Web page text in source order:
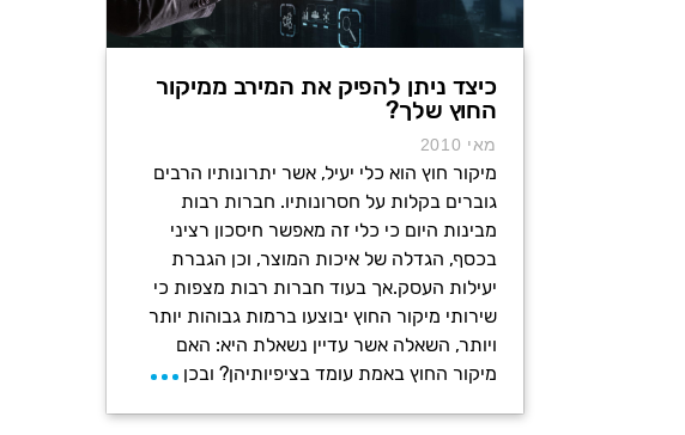
כיצד ניתן להפיק את המירב ממיקור
החוץ שלך?
מאי 2010
מיקור חוץ הוא כלי יעיל, אשר יתרונותיו הרבים
גוברים בקלות על חסרונותיו. חברות רבות
מבינות היום כי כלי זה מאפשר חיסכון רציני
בכסף, הגדלה של איכות המוצר, וכן הגברת
יעילות העסק.אך בעוד חברות רבות מצפות כי
שירותי מיקור החוץ יבוצעו ברמות גבוהות יותר
ויותר, השאלה אשר עדיין נשאלת היא: האם
מיקור החוץ באמת עומד בציפיותיהן? ובכן